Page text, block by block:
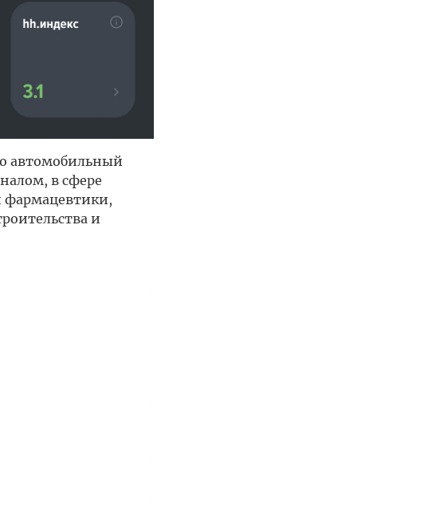
автомобильный
в сфере
фармацевтики,
и